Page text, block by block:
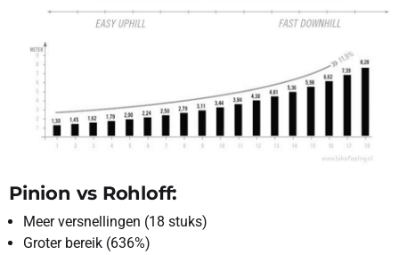
Pinion vs Rohloff:
Meer versnellingen (18 stuks)
Groter bereik (636%)